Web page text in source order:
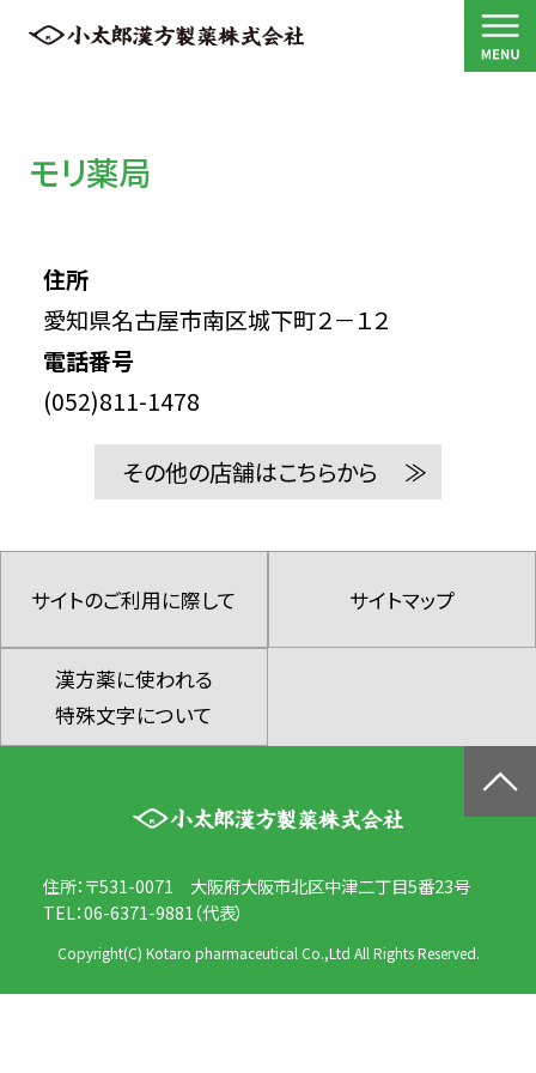
モリ薬局
住所
愛知県名古屋市南区城下町２－１２
電話番号
(052)811-1478
その他の店舗はこちらから
サイトのご利用に際して サイトマップ
漢方薬に使われる
特殊文字について
住所：〒531-0071 大阪府大阪市北区中津二丁目5番23号
TEL：06-6371-9881（代表）
Copyright(C) Kotaro pharmaceutical Co.,Ltd All Rights Reserved.